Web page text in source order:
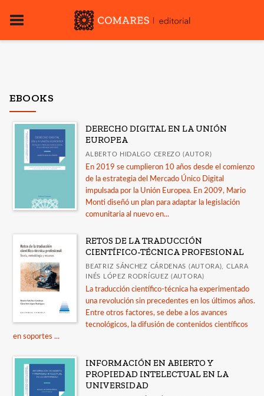
EBOOKS
DERECHO DIGITAL EN LA UNIÓN
EUROPEA
ALBERTO HIDALGO CEREZO (AUTOR)
En 2019 se cumplieron 10 años desde el comienzo
de la estrategia del Mercado Único Digital
impulsada por la Unión Europea. En 2009, Mario
Monti diseñó un plan para adaptar la legislación
comunitaria al nuevo en...
RETOS DE LA TRADUCCIÓN
CIENTÍFICO-TÉCNICA PROFESIONAL
BEATRIZ SÁNCHEZ CÁRDENAS (AUTORA), CLARA
INÉS LÓPEZ RODRÍGUEZ (AUTORA)
La traducción científico-técnica ha experimentado
una revolución sin precedentes en los últimos años.
Entre otros factores, se debe a los avances
tecnológicos, la difusión de contenidos científicos
en soportes ...
INFORMACIÓN EN ABIERTO Y
PROPIEDAD INTELECTUAL EN LA
UNIVERSIDAD